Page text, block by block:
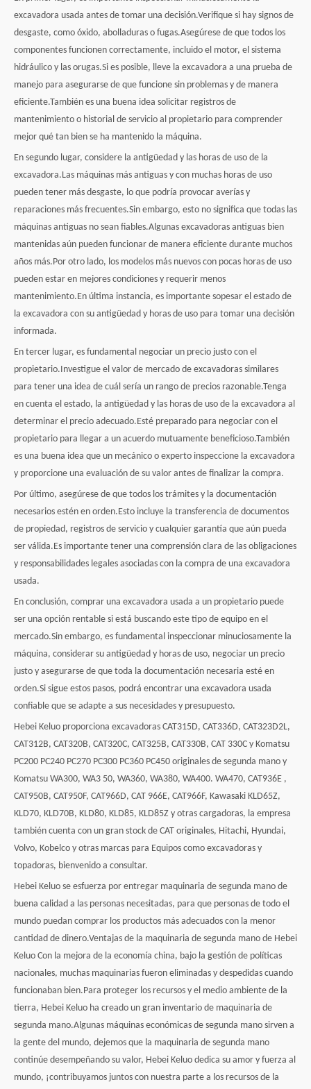
excavadora usada antes de tomar una decisión.Verifique si hay signos de
desgaste, como óxido, abolladuras o fugas.Asegúrese de que todos los
componentes funcionen correctamente, incluido el motor, el sistema
hidráulico y las orugas.Si es posible, lleve la excavadora a una prueba de
manejo para asegurarse de que funcione sin problemas y de manera
eficiente.También es una buena idea solicitar registros de
mantenimiento o historial de servicio al propietario para comprender
mejor qué tan bien se ha mantenido la máquina.
En segundo lugar, considere la antigüedad y las horas de uso de la
excavadora.Las máquinas más antiguas y con muchas horas de uso
pueden tener más desgaste, lo que podría provocar averías y
reparaciones más frecuentes.Sin embargo, esto no significa que todas las
máquinas antiguas no sean fiables.Algunas excavadoras antiguas bien
mantenidas aún pueden funcionar de manera eficiente durante muchos
años más.Por otro lado, los modelos más nuevos con pocas horas de uso
pueden estar en mejores condiciones y requerir menos
mantenimiento.En última instancia, es importante sopesar el estado de
la excavadora con su antigüedad y horas de uso para tomar una decisión
informada.
En tercer lugar, es fundamental negociar un precio justo con el
propietario.Investigue el valor de mercado de excavadoras similares
para tener una idea de cuál sería un rango de precios razonable.Tenga
en cuenta el estado, la antigüedad y las horas de uso de la excavadora al
determinar el precio adecuado.Esté preparado para negociar con el
propietario para llegar a un acuerdo mutuamente beneficioso.También
es una buena idea que un mecánico o experto inspeccione la excavadora
y proporcione una evaluación de su valor antes de finalizar la compra.
Por último, asegúrese de que todos los trámites y la documentación
necesarios estén en orden.Esto incluye la transferencia de documentos
de propiedad, registros de servicio y cualquier garantía que aún pueda
ser válida.Es importante tener una comprensión clara de las obligaciones
y responsabilidades legales asociadas con la compra de una excavadora
usada.
En conclusión, comprar una excavadora usada a un propietario puede
ser una opción rentable si está buscando este tipo de equipo en el
mercado.Sin embargo, es fundamental inspeccionar minuciosamente la
máquina, considerar su antigüedad y horas de uso, negociar un precio
justo y asegurarse de que toda la documentación necesaria esté en
orden.Si sigue estos pasos, podrá encontrar una excavadora usada
confiable que se adapte a sus necesidades y presupuesto.
Hebei Keluo proporciona excavadoras CAT315D, CAT336D, CAT323D2L,
CAT312B, CAT320B, CAT320C, CAT325B, CAT330B, CAT 330C y Komatsu
PC200 PC240 PC270 PC300 PC360 PC450 originales de segunda mano y
Komatsu WA300, WA3 50, WA360, WA380, WA400. WA470, CAT936E ,
CAT950B, CAT950F, CAT966D, CAT 966E, CAT966F, Kawasaki KLD65Z,
KLD70, KLD70B, KLD80, KLD85, KLD85Z y otras cargadoras, la empresa
también cuenta con un gran stock de CAT originales, Hitachi, Hyundai,
Volvo, Kobelco y otras marcas para Equipos como excavadoras y
topadoras, bienvenido a consultar.
Hebei Keluo se esfuerza por entregar maquinaria de segunda mano de
buena calidad a las personas necesitadas, para que personas de todo el
mundo puedan comprar los productos más adecuados con la menor
cantidad de dinero.Ventajas de la maquinaria de segunda mano de Hebei
Keluo Con la mejora de la economía china, bajo la gestión de políticas
nacionales, muchas maquinarias fueron eliminadas y despedidas cuando
funcionaban bien.Para proteger los recursos y el medio ambiente de la
tierra, Hebei Keluo ha creado un gran inventario de maquinaria de
segunda mano.Algunas máquinas económicas de segunda mano sirven a
la gente del mundo, dejemos que la maquinaria de segunda mano
continúe desempeñando su valor, Hebei Keluo dedica su amor y fuerza al
mundo, ¡contribuyamos juntos con nuestra parte a los recursos de la